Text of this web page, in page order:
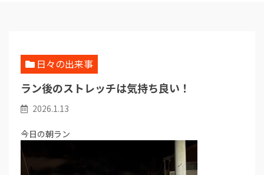
日々の出来事
ラン後のストレッチは気持ち良い！
2026.1.13
今日の朝ラン